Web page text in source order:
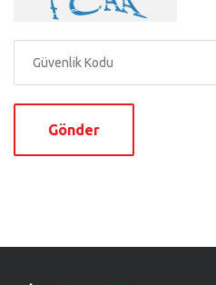
Gönder